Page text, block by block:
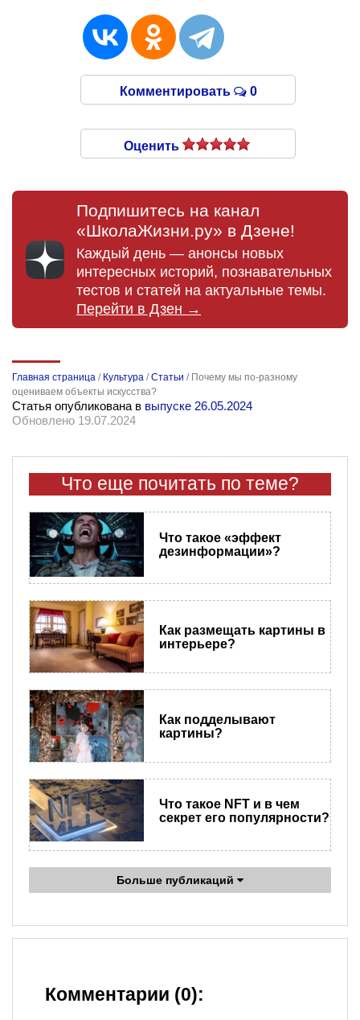
Комментировать 0
Оценить
Подпишитесь на канал
«ШколаЖизни.ру» в Дзене!
Каждый день — анонсы новых
интересных историй, познавательных
тестов и статей на актуальные темы.
Перейти в Дзен →
Главная страница / Культура /Статьи / Почему мы по-разному
оцениваем объекты искусства?
Статья опубликована в выпуске 26.05.2024
Обновлено 19.07.2024
Что еще почитать по теме?
Что такое «эффект
дезинформации»?
Как размещать картины в
интерьере?
Как подделывают
картины?
Что такое NFT и в чем
секрет его популярности?
Больше публикаций
Комментарии (0):